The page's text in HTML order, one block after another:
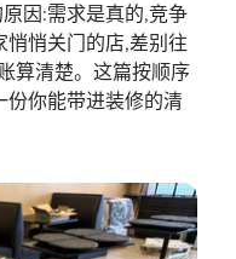
因:需求是真的,竞争
悄关门的店,差别往
算清楚。这篇按顺序
份你能带进装修的清